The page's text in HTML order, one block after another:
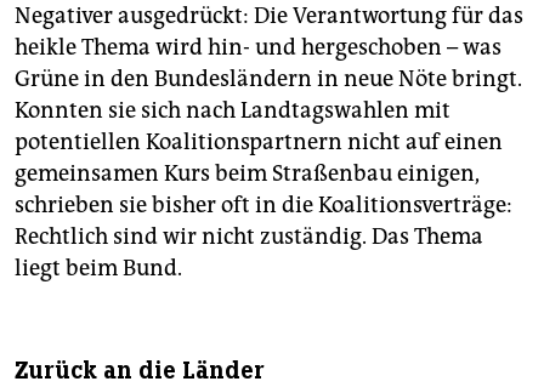
Negativer ausgedrückt: Die Verantwortung für das
heikle Thema wird hin- und hergeschoben – was
Grüne in den Bundesländern in neue Nöte bringt.
Konnten sie sich nach Landtagswahlen mit
potentiellen Koalitionspartnern nicht auf einen
gemeinsamen Kurs beim Straßenbau einigen,
schrieben sie bisher oft in die Koalitionsverträge:
Rechtlich sind wir nicht zuständig. Das Thema
liegt beim Bund.
Zurück an die Länder